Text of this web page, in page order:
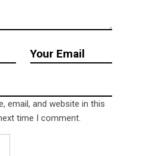
email, and website in this
time I comment.